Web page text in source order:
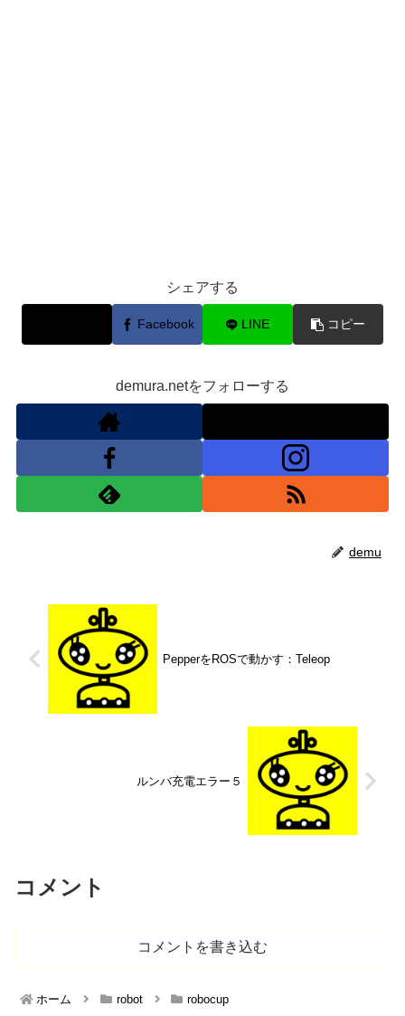
シェアする
Facebook LINE コピー
demura.netをフォローする
demu
PepperをROSで動かす：Teleop
ルンバ充電エラー５
コメント
コメントを書き込む
ホーム robot robocup